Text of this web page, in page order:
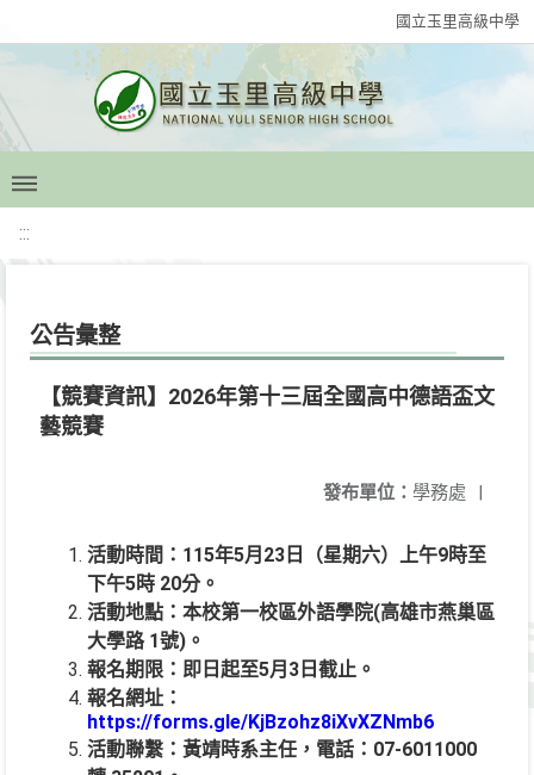
國立玉里高級中學
:::
公告彙整
【競賽資訊】2026年第十三屆全國高中德語盃文
藝競賽
發布單位： 學務處 |
活動時間：115年5月23日（星期六）上午9時至
下午5時 20分。
活動地點：本校第一校區外語學院(高雄市燕巢區
大學路 1號)。
報名期限：即日起至5月3日截止。
報名網址：
https://forms.gle/KjBzohz8iXvXZNmb6
活動聯繫：黃靖時系主任，電話：07-6011000